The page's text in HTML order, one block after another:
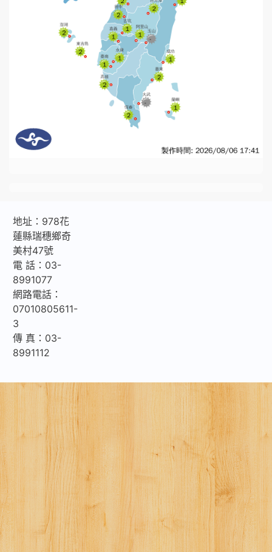
地址：978花
蓮縣瑞穗鄉奇
美村47號
電 話：03-
8991077
網路電話：
07010805611-
3
傳 真：03-
8991112